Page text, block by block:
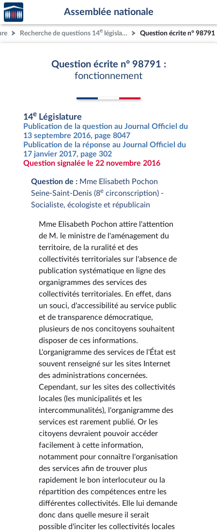
Aller au contenu
Aller en bas de la page
Accèder
à la
page
d'accueil
Assemblée nationale
Recherche de questions 14e législature Question écrite n° 98791
Question écrite n° 98791 :
fonctionnement
14e Législature
Publication de la question au Journal Officiel du
13 septembre 2016, page 8047
Publication de la réponse au Journal Officiel du
17 janvier 2017, page 302
Question signalée le 22 novembre 2016
Question de : Mme Elisabeth Pochon
Seine-Saint-Denis (8e circonscription) -
Socialiste, écologiste et républicain
Mme Elisabeth Pochon attire l'attention
de M. le ministre de l'aménagement du
territoire, de la ruralité et des
collectivités territoriales sur l'absence de
publication systématique en ligne des
organigrammes des services des
collectivités territoriales. En effet, dans
un souci, d'accessibilité au service public
et de transparence démocratique,
plusieurs de nos concitoyens souhaitent
disposer de ces informations.
L'organigramme des services de l'État est
souvent renseigné sur les sites Internet
des administrations concernées.
Cependant, sur les sites des collectivités
locales (les municipalités et les
intercommunalités), l'organigramme des
services est rarement publié. Or les
citoyens devraient pouvoir accéder
facilement à cette information,
notamment pour connaître l'organisation
des services afin de trouver plus
rapidement le bon interlocuteur ou la
répartition des compétences entre les
différentes collectivités. Elle lui demande
donc dans quelle mesure il serait
possible d'inciter les collectivités locales